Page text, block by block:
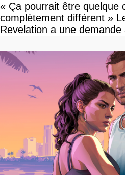
« Ça pourrait être quelque
complètement différent »
Revelation a une